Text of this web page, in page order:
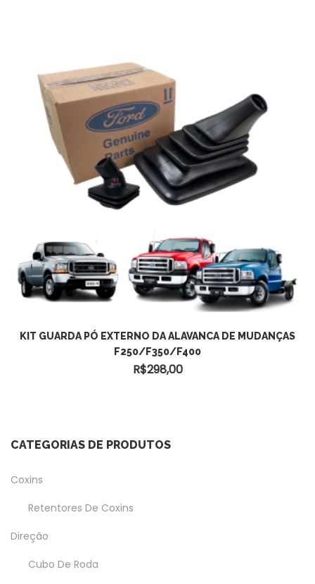
ADICIONAR AO CARRINHO
KIT GUARDA PÓ EXTERNO DA ALAVANCA DE MUDANÇAS
F250/F350/F400
R$298,00
CATEGORIAS DE PRODUTOS
Coxins
Retentores De Coxins
Direção
Cubo De Roda